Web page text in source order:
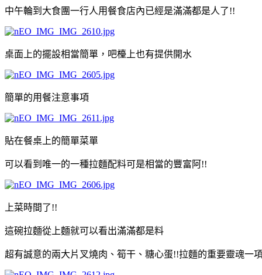
中午輪到大食團一行人用餐食店內已經是滿滿都是人了!!
桌面上的擺設相當簡單，吧檯上也有提供開水
簡單的用餐注意事項
貼在餐桌上的簡單菜單
可以看到唯一的一種拉麵配料可是相當的豐富阿!!
上菜時間了!!
這碗拉麵從上麵就可以看出滿滿都是料
超有誠意的兩大片叉燒肉、筍干、糖心蛋!!拉麵的重要靈魂一